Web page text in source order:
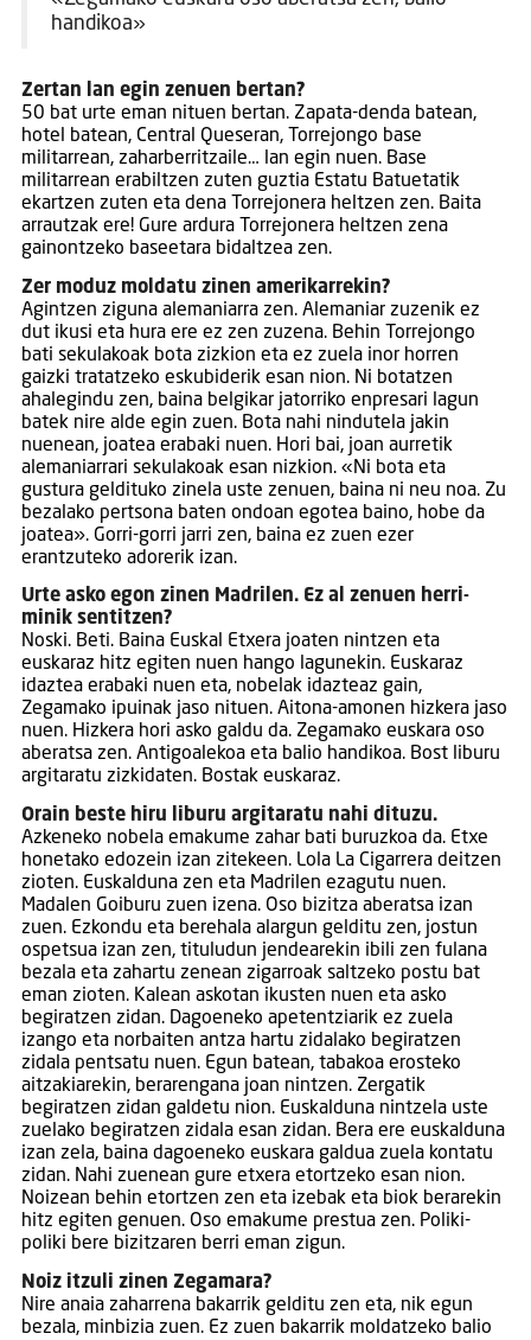
handikoa»
Zertan lan egin zenuen bertan?
50 bat urte eman nituen bertan. Zapata-denda batean,
hotel batean, Central Queseran, Torrejongo base
militarrean, zaharberritzaile… lan egin nuen. Base
militarrean erabiltzen zuten guztia Estatu Batuetatik
ekartzen zuten eta dena Torrejonera heltzen zen. Baita
arrautzak ere! Gure ardura Torrejonera heltzen zena
gainontzeko baseetara bidaltzea zen.
Zer moduz moldatu zinen amerikarrekin?
Agintzen ziguna alemaniarra zen. Alemaniar zuzenik ez
dut ikusi eta hura ere ez zen zuzena. Behin Torrejongo
bati sekulakoak bota zizkion eta ez zuela inor horren
gaizki tratatzeko eskubiderik esan nion. Ni botatzen
ahalegindu zen, baina belgikar jatorriko enpresari lagun
batek nire alde egin zuen. Bota nahi nindutela jakin
nuenean, joatea erabaki nuen. Hori bai, joan aurretik
alemaniarrari sekulakoak esan nizkion. «Ni bota eta
gustura geldituko zinela uste zenuen, baina ni neu noa. Zu
bezalako pertsona baten ondoan egotea baino, hobe da
joatea». Gorri-gorri jarri zen, baina ez zuen ezer
erantzuteko adorerik izan.
Urte asko egon zinen Madrilen. Ez al zenuen herri-
minik sentitzen?
Noski. Beti. Baina Euskal Etxera joaten nintzen eta
euskaraz hitz egiten nuen hango lagunekin. Euskaraz
idaztea erabaki nuen eta, nobelak idazteaz gain,
Zegamako ipuinak jaso nituen. Aitona-amonen hizkera jaso
nuen. Hizkera hori asko galdu da. Zegamako euskara oso
aberatsa zen. Antigoalekoa eta balio handikoa. Bost liburu
argitaratu zizkidaten. Bostak euskaraz.
Orain beste hiru liburu argitaratu nahi dituzu.
Azkeneko nobela emakume zahar bati buruzkoa da. Etxe
honetako edozein izan zitekeen. Lola La Cigarrera deitzen
zioten. Euskalduna zen eta Madrilen ezagutu nuen.
Madalen Goiburu zuen izena. Oso bizitza aberatsa izan
zuen. Ezkondu eta berehala alargun gelditu zen, jostun
ospetsua izan zen, tituludun jendearekin ibili zen fulana
bezala eta zahartu zenean zigarroak saltzeko postu bat
eman zioten. Kalean askotan ikusten nuen eta asko
begiratzen zidan. Dagoeneko apetentziarik ez zuela
izango eta norbaiten antza hartu zidalako begiratzen
zidala pentsatu nuen. Egun batean, tabakoa erosteko
aitzakiarekin, berarengana joan nintzen. Zergatik
begiratzen zidan galdetu nion. Euskalduna nintzela uste
zuelako begiratzen zidala esan zidan. Bera ere euskalduna
izan zela, baina dagoeneko euskara galdua zuela kontatu
zidan. Nahi zuenean gure etxera etortzeko esan nion.
Noizean behin etortzen zen eta izebak eta biok berarekin
hitz egiten genuen. Oso emakume prestua zen. Poliki-
poliki bere bizitzaren berri eman zigun.
Noiz itzuli zinen Zegamara?
Nire anaia zaharrena bakarrik gelditu zen eta, nik egun
bezala, minbizia zuen. Ez zuen bakarrik moldatzeko balio